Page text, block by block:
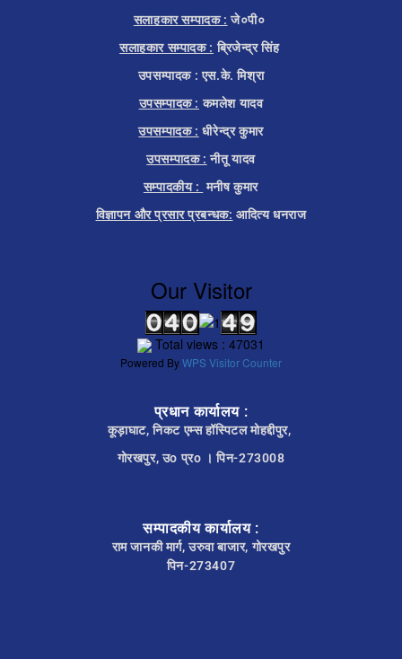
सलाहकार सम्पादक : जे०पी०
सलाहकार सम्पादक : ब्रिजेन्द्र सिंह
उपसम्पादक : एस.के. मिश्रा
उपसम्पादक : कमलेश यादव
उपसम्पादक : धीरेन्द्र कुमार
उपसम्पादक : नीतू यादव
सम्पादकीय : मनीष कुमार
विज्ञापन और प्रसार प्रबन्धक: आदित्य धनराज
Our Visitor
Total views : 47031
Powered ByWPS Visitor Counter
प्रधान कार्यालय :
कूड़ाघाट, निकट एम्स हॉस्पिटल मोहद्दीपुर,
गोरखपुर, उo प्रo । पिन-273008
सम्पादकीय कार्यालय :
राम जानकी मार्ग, उरुवा बाजार, गोरखपुर
पिन-273407